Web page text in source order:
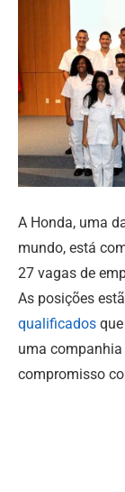
A Honda, uma
mundo, está
27 vagas de
As posições
qualificados
uma
compromisso